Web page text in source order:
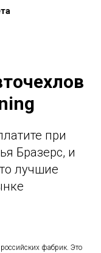
при
Бразерс, и
лучшие
фабрик. Это